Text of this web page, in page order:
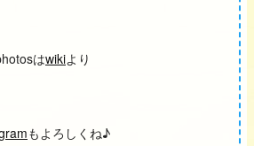
はwikiより
もよろしくね♪